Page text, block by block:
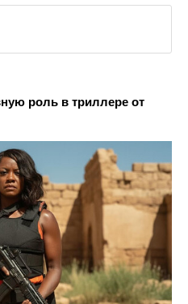
роль в триллере от